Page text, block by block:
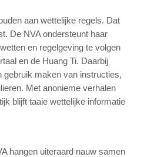
aan wettelijke regels. Dat
De NVA ondersteunt haar
en regelgeving te volgen
en de Huang Ti. Daarbij
gebruik maken van instructies,
Met anonieme verhalen
blijft taaie wettelijke informatie
hangen uiteraard nauw samen